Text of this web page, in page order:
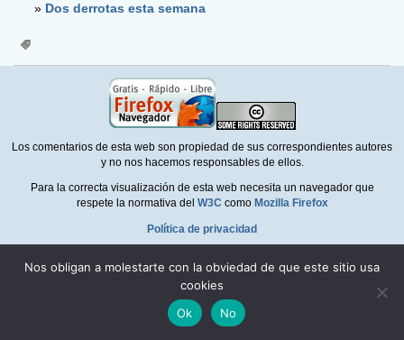
Dos derrotas esta semana
Los comentarios de esta web son propiedad de sus correspondientes autores
y no nos hacemos responsables de ellos.
Para la correcta visualización de esta web necesita un navegador que
respete la normativa del W3C como Mozilla Firefox
Política de privacidad
Nos obligan a molestarte con la obviedad de que este sitio usa
cookies
Ok
No